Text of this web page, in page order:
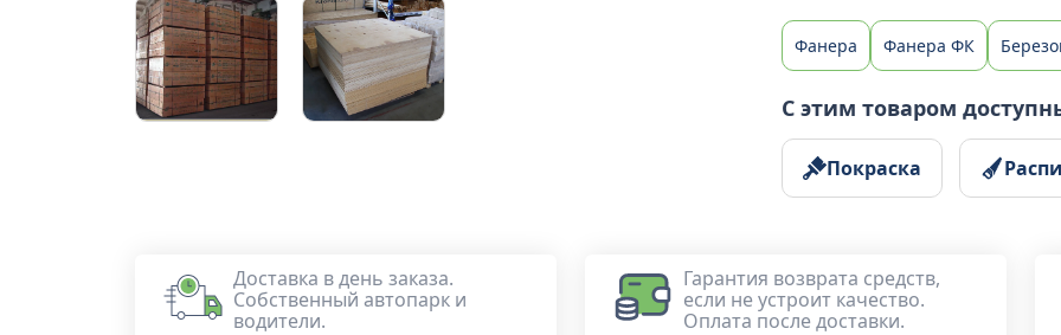
Фанера Фанера ФК
С этим товаром
Покраска
Доставка в день заказа.
Собственный автопарк и
водители.
Гарантия возврата средств,
если не устроит качество.
Оплата после доставки.